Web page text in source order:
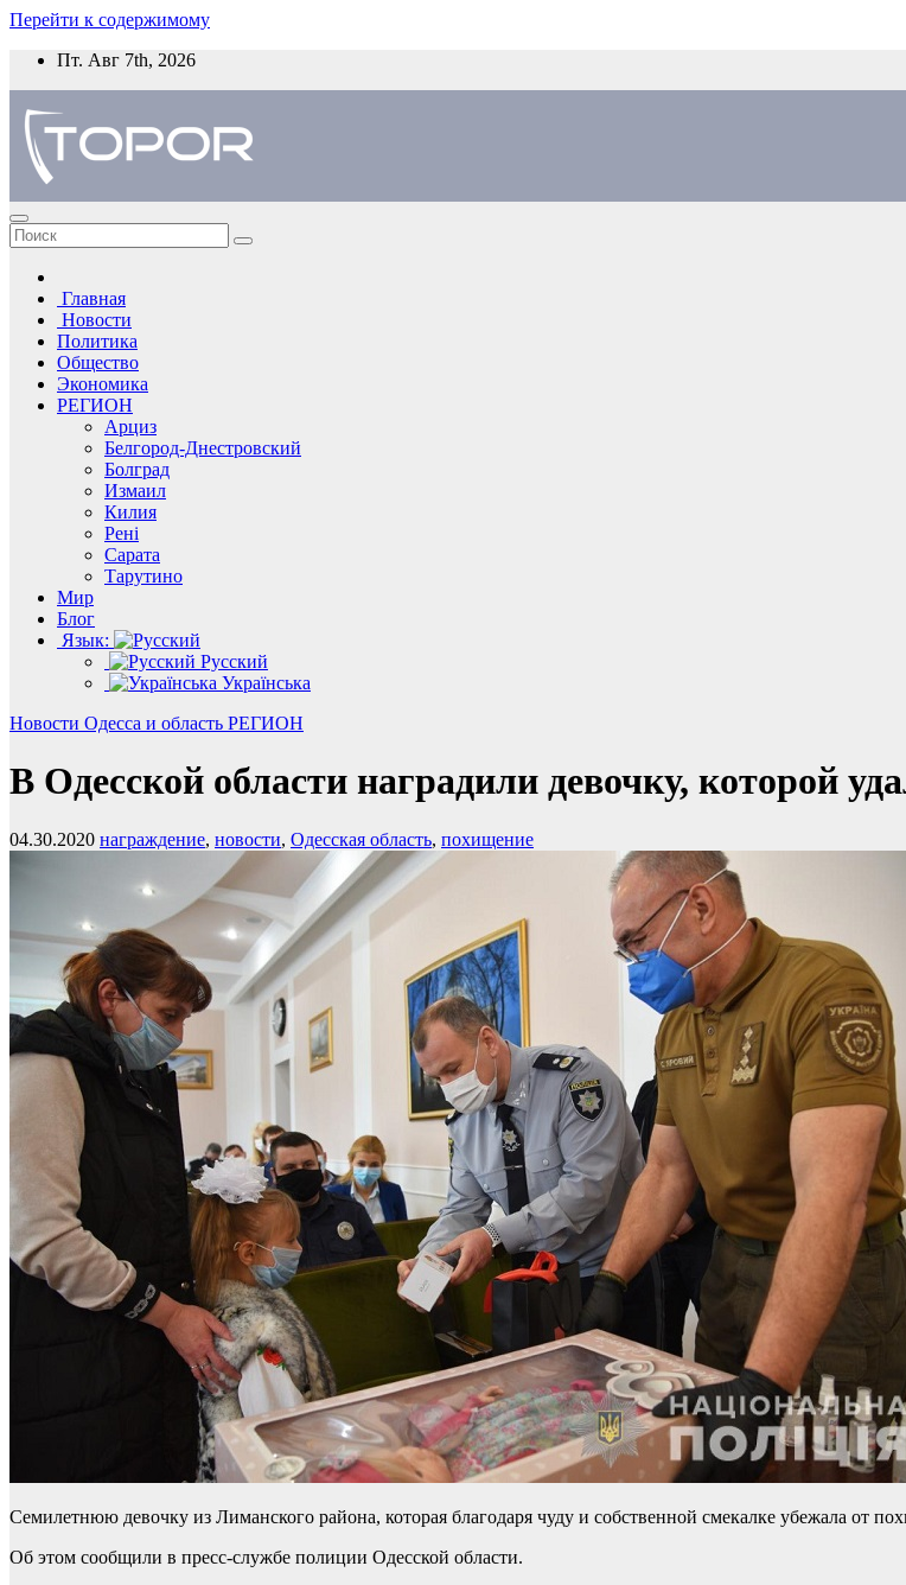
Перейти к содержимому
Пт. Авг 7th, 2026
Главная
Новости
Политика
Общество
Экономика
РЕГИОН
Арциз
Белгород-Днестровский
Болград
Измаил
Килия
Рені
Сарата
Тарутино
Мир
Блог
Язык:
Русский
Українська
Новости Одесса и область РЕГИОН
В Одесской области наградили девочку, которой
04.30.2020 награждение, новости, Одесская область, похищение
Семилетнюю девочку из Лиманского района, которая благодаря чуду и собственной смекалке убежала от
Об этом сообщили в пресс-службе полиции Одесской области.